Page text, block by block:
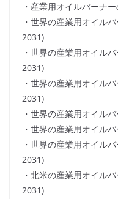
・産業用オイルバーナ
・世界の産業用オイル
2031)
・世界の産業用オイル
2031)
・世界の産業用オイル
2031)
・世界の産業用オイル
・世界の産業用オイル
・世界の産業用オイル
2031)
・北米の産業用オイル
2031)